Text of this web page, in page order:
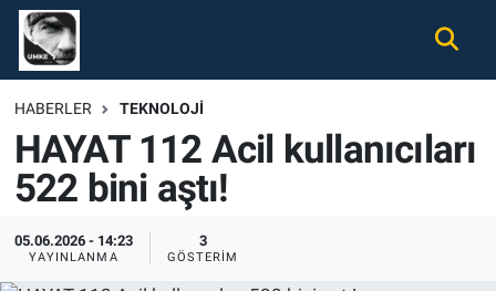
HABERLER TEKNOLOJI
HAYAT 112 Acil kullanıcıları
522 bini aştı!
05.06.2026 - 14:23
YAYINLANMA
3
GÖSTERIM
Gündem
Ekonomi
Spor
Magazin
Nöbetçi Eczaneler
Hava Durumu
Namaz Vakitleri
Trafik Durumu